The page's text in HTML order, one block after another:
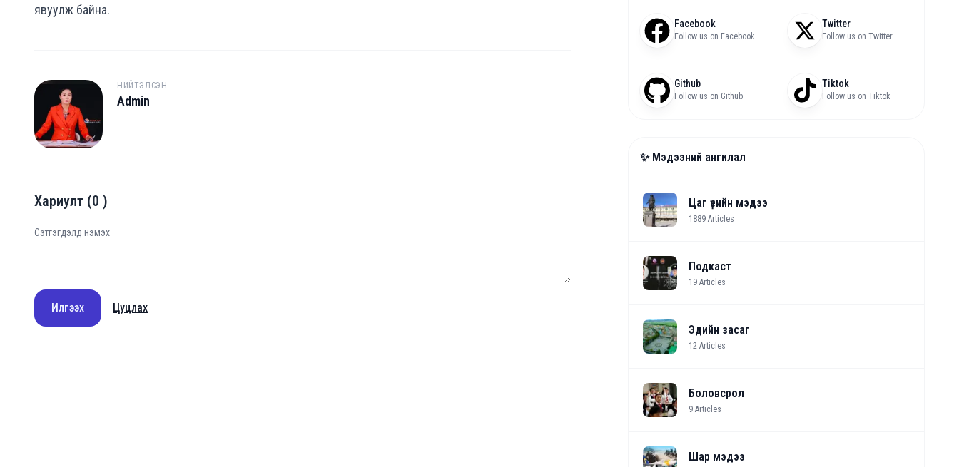
явуулж байна.
A
НИЙТЭЛСЭН
Admin
Хариулт (0 )
Илгээх Цуцлах
Facebook
Follow us on Facebook
Twitter
Follow us on Twitter
Github
Follow us on Github
Tiktok
Follow us on Tiktok
✨ Мэдээний ангилал
Цаг үеийн мэдээ
1889 Articles
Подкаст
19 Articles
Эдийн засаг
12 Articles
Боловсрол
9 Articles
Шар мэдээ